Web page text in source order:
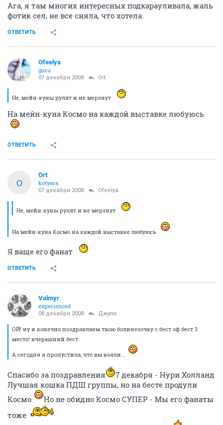
Ага, я там многих интересных подкарауливала, жаль
фотик сел, не все сняла, что хотела.
ОТВЕТИТЬ
Ofeelya
guru
07 декабря 2008 Ort
Не, мейн-куны рулят и не мерзнут
На мейн-куна Космо на каждой выставке любуюсь
ОТВЕТИТЬ
O
Ort
kotyara
07 декабря 2008 Ofeelya
Не, мейн-куны рулят и не мерзнут
На мейн-куна Космо на каждой выставке любуюсь
Я ваще его фанат
ОТВЕТИТЬ
Valmyr
experienced
08 декабря 2008 Джули
ОЙ! ну и конечно поздравляем твою болинезочку с бест оф бест 3
место! вчерашний бест.
А сегодня я пропустила, что вы взяли...
Спасибо за поздравления
7 декабря - Нури Холланд
Лучшая кошка ПДШ группы, но на бесте продули
Космо
Но не обидно Космо СУПЕР - Мы его фанаты
тоже